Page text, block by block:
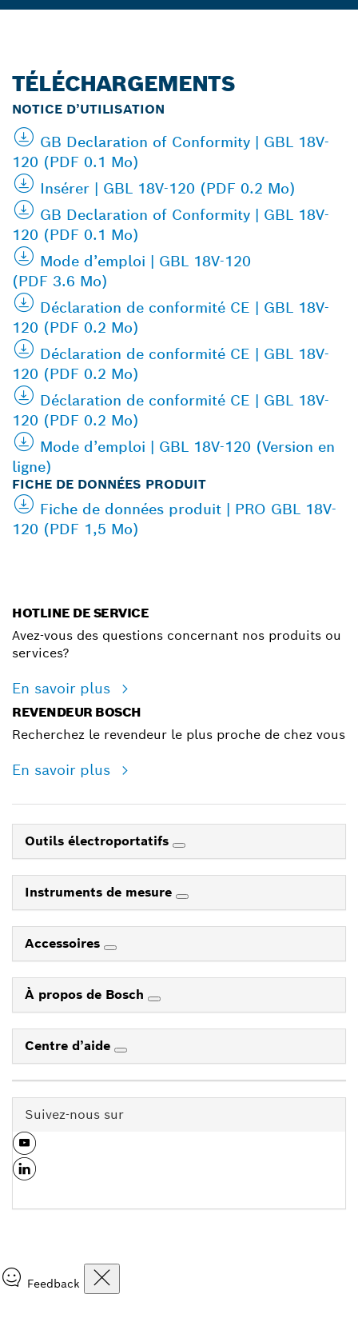
TÉLÉCHARGEMENTS
NOTICE D’UTILISATION
GB Declaration of Conformity | GBL 18V-
120 (PDF 0.1 Mo)
Insérer | GBL 18V-120 (PDF 0.2 Mo)
GB Declaration of Conformity | GBL 18V-
120 (PDF 0.1 Mo)
Mode d’emploi | GBL 18V-120
(PDF 3.6 Mo)
Déclaration de conformité CE | GBL 18V-
120 (PDF 0.2 Mo)
Déclaration de conformité CE | GBL 18V-
120 (PDF 0.2 Mo)
Déclaration de conformité CE | GBL 18V-
120 (PDF 0.2 Mo)
Mode d’emploi | GBL 18V-120 (Version en
ligne)
FICHE DE DONNÉES PRODUIT
Fiche de données produit | PRO GBL 18V-
120 (PDF 1,5 Mo)
HOTLINE DE SERVICE
Avez-vous des questions concernant nos produits ou
services?
En savoir plus
REVENDEUR BOSCH
Recherchez le revendeur le plus proche de chez vous
En savoir plus
Outils électroportatifs
Instruments de mesure
Accessoires
À propos de Bosch
Centre d’aide
Suivez-nous sur
Feedback